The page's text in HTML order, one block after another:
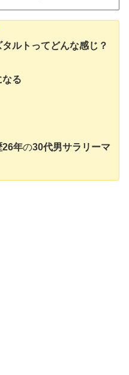
ルトってどんな感じ？
なる
26年の30代男サラリーマ